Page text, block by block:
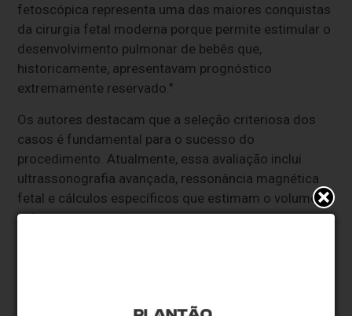
fetoscópica representa uma das maiores conquistas
da cirurgia fetal moderna porque permite estimular o
desenvolvimento pulmonar de bebês que,
historicamente, apresentavam prognóstico
extremamente reservado."
Os autores destacam que a seleção criteriosa dos
casos é fundamental para o sucesso do
procedimento. Atualmente, essa avaliação inclui
ultrassonografia avançada, ressonância magnética
fetal e cálculos específicos que estimam o volume
pulmonar esperado.